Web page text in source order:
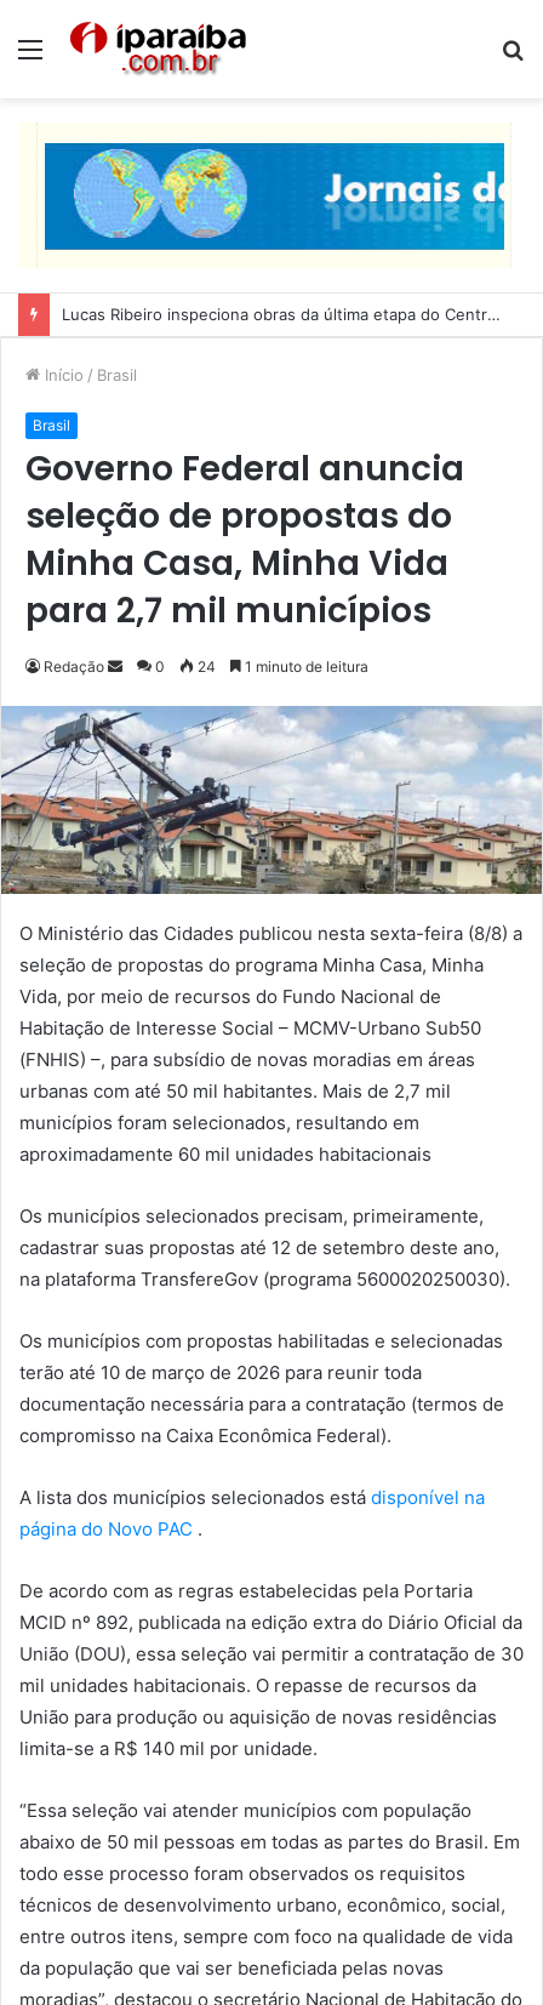
Menu
Lucas Ribeiro inspeciona obras da última etapa do Centro de Convenções
Início / Brasil
Brasil
Governo Federal anuncia
seleção de propostas do
Minha Casa, Minha Vida
para 2,7 mil municípios
Redação
n
d
e
u
m
e
-
m
a
0 24 1 minuto de leitura
O Ministério das Cidades publicou nesta sexta-feira (8/8) a
seleção de propostas do programa Minha Casa, Minha
Vida, por meio de recursos do Fundo Nacional de
Habitação de Interesse Social – MCMV-Urbano Sub50
(FNHIS) –, para subsídio de novas moradias em áreas
urbanas com até 50 mil habitantes. Mais de 2,7 mil
municípios foram selecionados, resultando em
aproximadamente 60 mil unidades habitacionais
Os municípios selecionados precisam, primeiramente,
cadastrar suas propostas até 12 de setembro deste ano,
na plataforma TransfereGov (programa 5600020250030).
Os municípios com propostas habilitadas e selecionadas
terão até 10 de março de 2026 para reunir toda
documentação necessária para a contratação (termos de
compromisso na Caixa Econômica Federal).
A lista dos municípios selecionados está disponível na
página do Novo PAC .
De acordo com as regras estabelecidas pela Portaria
MCID nº 892, publicada na edição extra do Diário Oficial da
União (DOU), essa seleção vai permitir a contratação de 30
mil unidades habitacionais. O repasse de recursos da
União para produção ou aquisição de novas residências
limita-se a R$ 140 mil por unidade.
“Essa seleção vai atender municípios com população
abaixo de 50 mil pessoas em todas as partes do Brasil. Em
todo esse processo foram observados os requisitos
técnicos de desenvolvimento urbano, econômico, social,
entre outros itens, sempre com foco na qualidade de vida
da população que vai ser beneficiada pelas novas
moradias”, destacou o secretário Nacional de Habitação do